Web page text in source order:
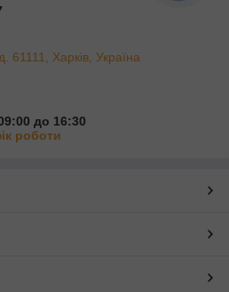
61111, Харків, Україна
до 16:30
роботи